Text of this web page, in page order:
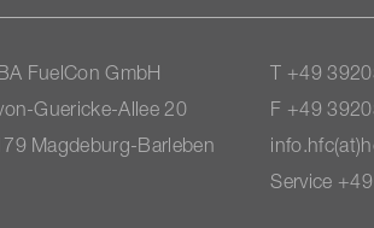
FuelCon GmbH
Guericke-Allee 20
Magdeburg-​Barleben
T +49
F +49
Service